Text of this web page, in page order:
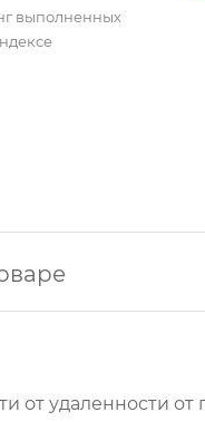
выполненных
от удаленности